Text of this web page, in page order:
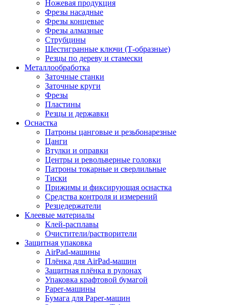
Ножевая продукция
Фрезы насадные
Фрезы концевые
Фрезы алмазные
Струбцины
Шестигранные ключи (Т-образные)
Резцы по дереву и стамески
Металлообработка
Заточные станки
Заточные круги
Фрезы
Пластины
Резцы и державки
Оснастка
Патроны цанговые и резьбонарезные
Цанги
Втулки и оправки
Центры и револьверные головки
Патроны токарные и сверлильные
Тиски
Прижимы и фиксирующая оснастка
Средства контроля и измерений
Резцедержатели
Клеевые материалы
Клей-расплавы
Очистители/растворители
Защитная упаковка
AirPad-машины
Плёнка для AirPad-машин
Защитная плёнка в рулонах
Упаковка крафтовой бумагой
Paper-машины
Бумага для Paper-машин